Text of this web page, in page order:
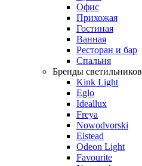
Офис
Прихожая
Гостиная
Ванная
Ресторан и бар
Спальня
Бренды светильников
Kink Light
Eglo
Ideallux
Freya
Nowodvorski
Elstead
Odeon Light
Favourite